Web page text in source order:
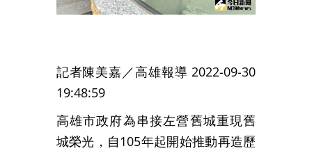
記者陳美嘉／高雄報導2022-09-30
19:48:59
高雄市政府為串接左營舊城重現舊
城榮光，自105年起開始推動再造歷